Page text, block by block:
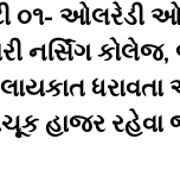
ઓલરેડી
નર્સિંગ
હાજર